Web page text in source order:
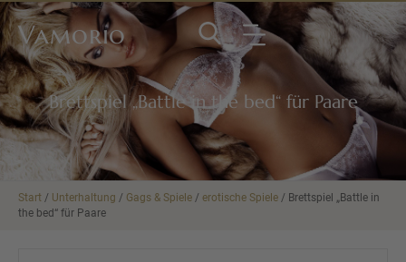
Vamorio
Brettspiel „Battle in the bed“ für Paare
Start / Unterhaltung / Gags & Spiele / erotische Spiele / Brettspiel „Battle in
the bed“ für Paare